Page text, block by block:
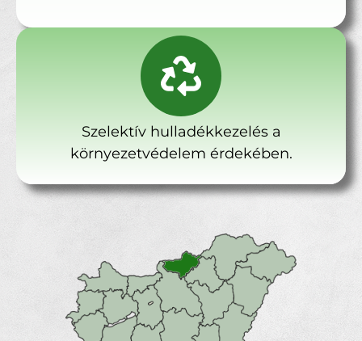
Szelektív hulladékkezelés a
környezetvédelem érdekében.